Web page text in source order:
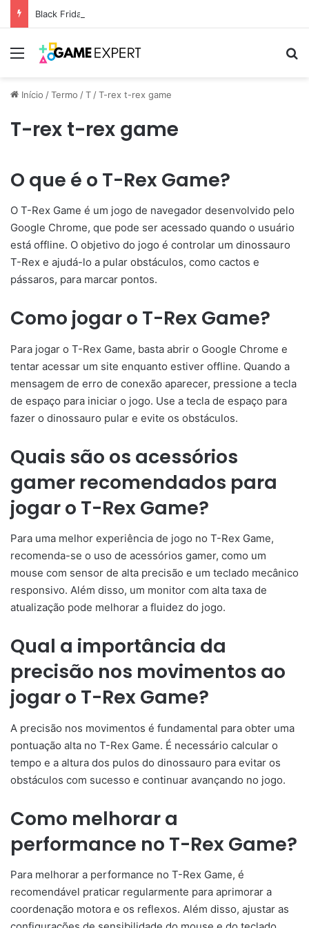
Black Friday: descontos incríveis em eletrônicos
Menu
Início /Termo /T /T-rex t-rex game
T-rex t-rex game
O que é o T-Rex Game?
O T-Rex Game é um jogo de navegador desenvolvido pelo
Google Chrome, que pode ser acessado quando o usuário
está offline. O objetivo do jogo é controlar um dinossauro
T-Rex e ajudá-lo a pular obstáculos, como cactos e
pássaros, para marcar pontos.
Como jogar o T-Rex Game?
Para jogar o T-Rex Game, basta abrir o Google Chrome e
tentar acessar um site enquanto estiver offline. Quando a
mensagem de erro de conexão aparecer, pressione a tecla
de espaço para iniciar o jogo. Use a tecla de espaço para
fazer o dinossauro pular e evite os obstáculos.
Quais são os acessórios
gamer recomendados para
jogar o T-Rex Game?
Para uma melhor experiência de jogo no T-Rex Game,
recomenda-se o uso de acessórios gamer, como um
mouse com sensor de alta precisão e um teclado mecânico
responsivo. Além disso, um monitor com alta taxa de
atualização pode melhorar a fluidez do jogo.
Qual a importância da
precisão nos movimentos ao
jogar o T-Rex Game?
A precisão nos movimentos é fundamental para obter uma
pontuação alta no T-Rex Game. É necessário calcular o
tempo e a altura dos pulos do dinossauro para evitar os
obstáculos com sucesso e continuar avançando no jogo.
Como melhorar a
performance no T-Rex Game?
Para melhorar a performance no T-Rex Game, é
recomendável praticar regularmente para aprimorar a
coordenação motora e os reflexos. Além disso, ajustar as